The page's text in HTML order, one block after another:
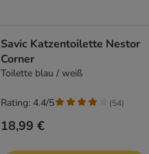
Savic Katzentoilette Nestor
Corner
Toilette blau / weiß
18,99 €
Rating: 4.4/5 (54)